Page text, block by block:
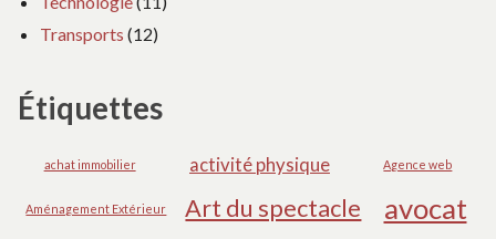
Transports (12)
Étiquettes
achat immobilier activité physique Agence web
Aménagement Extérieur Art du spectacle avocat